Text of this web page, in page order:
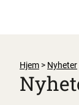
Hjem > Nyheter